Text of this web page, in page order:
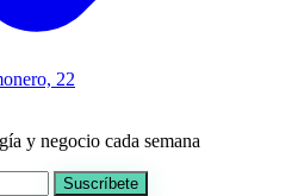
22
y negocio cada semana
Suscríbete